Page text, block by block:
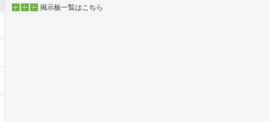
掲示板一覧はこちら